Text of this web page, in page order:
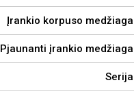
Įrankio korpuso medžiaga
Pjaunanti įrankio medžiaga
Serija